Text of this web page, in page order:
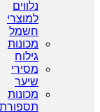
נלווים
למוצרי
חשמל
מכונות
גילוח
מסירי
שיער
מכונות
תספורת